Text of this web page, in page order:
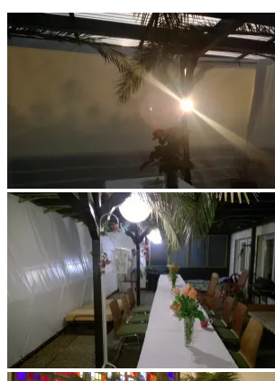
Die ersten Sonnenstrahlen nach der
der Laubhütte